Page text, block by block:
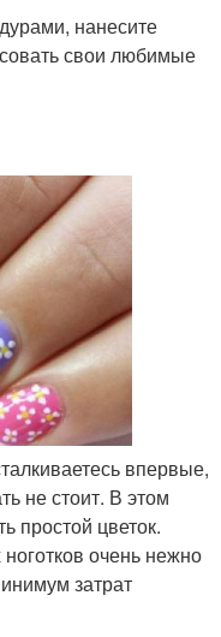
нанесите
свои любимые
впервые,
не стоит. В этом
простой цветок.
очень нежно
затрат